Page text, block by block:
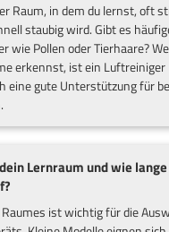
Raum, in dem du lernst, oft
staubig wird. Gibt es
wie Pollen oder Tierhaare?
erkennst, ist ein Luftreiniger
eine gute Unterstützung für
Lernraum und wie
Raumes ist wichtig für die